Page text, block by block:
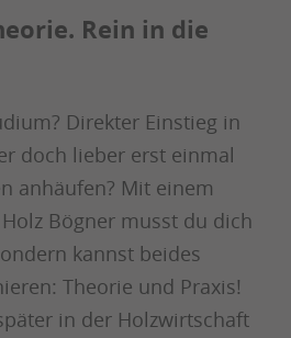
Rein in die
Direkter Einstieg in
doch lieber erst einmal
anhäufen? Mit einem
Bögner musst du dich
kannst beides
Theorie und Praxis!
in der Holzwirtschaft